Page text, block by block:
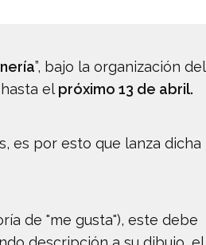
”, bajo la organización del
el próximo 13 de abril.
es por esto que lanza dicha
de "me gusta"), este debe